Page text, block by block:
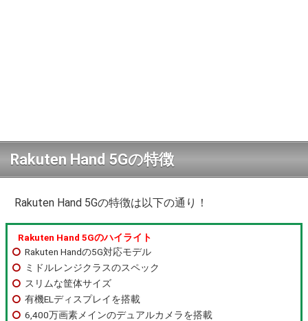
Rakuten Hand 5Gの特徴
Rakuten Hand 5Gの特徴は以下の通り！
Rakuten Hand 5Gのハイライト
Rakuten Handの5G対応モデル
ミドルレンジクラスのスペック
スリムな筐体サイズ
有機ELディスプレイを搭載
6,400万画素メインのデュアルカメラを搭載